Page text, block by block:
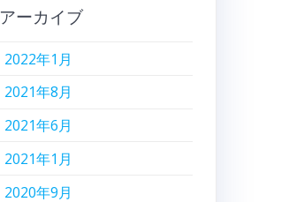
アーカイブ
2022年1月
2021年8月
2021年6月
2021年1月
2020年9月